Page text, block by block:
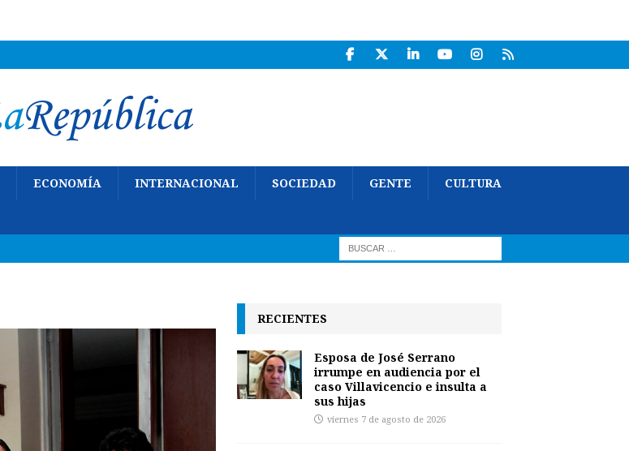
ECONOMÍA INTERNACIONAL SOCIEDAD GENTE CULTURA
RECIENTES
Esposa de José Serrano
irrumpe en audiencia por el
caso Villavicencio e insulta a
sus hijas
viernes 7 de agosto de 2026